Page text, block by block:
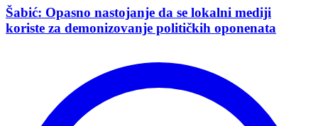
Šabić: Opasno nastojanje da se lokalni mediji
koriste za demonizovanje političkih oponenata